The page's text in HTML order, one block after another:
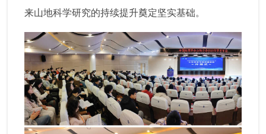
来山地科学研究的持续提升奠定坚实基础。